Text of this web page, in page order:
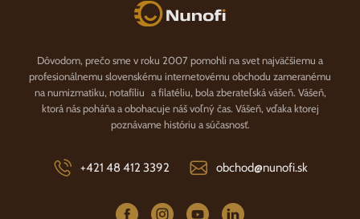
Nunofi.sk
Dôvodom, prečo sme v roku 2007 pomohli na svet najväčšiemu a
profesionálnemu slovenskému internetovému obchodu zameranému
na numizmatiku, notafíliu a filatéliu, bola zberateľská vášeň. Vášeň,
ktorá nás poháňa a obohacuje náš voľný čas. Vášeň, vďaka ktorej
poznávame históriu a súčasnosť.
+421 48 412 3392 obchod@nunofi.sk